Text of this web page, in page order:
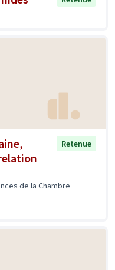
Retenue
de la Chambre